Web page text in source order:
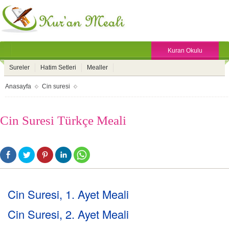
Kuran Okulu
Sureler Hatim Setleri Mealler
Anasayfa Cin suresi
Cin Suresi Türkçe Meali
Cin Suresi, 1. Ayet Meali
Cin Suresi, 2. Ayet Meali